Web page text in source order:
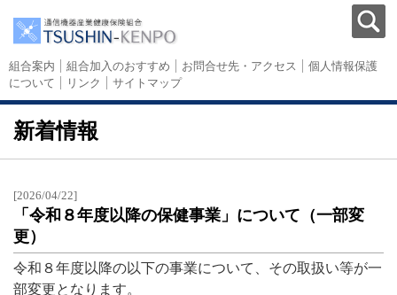
組合案内 組合加入のおすすめ お問合せ先・アクセス
個人情報保護
について
リンク サイトマップ
新着情報
[2026/04/22]
「令和８年度以降の保健事業」について（一部変
更）
令和８年度以降の以下の事業について、その取扱い等が一
部変更となります。